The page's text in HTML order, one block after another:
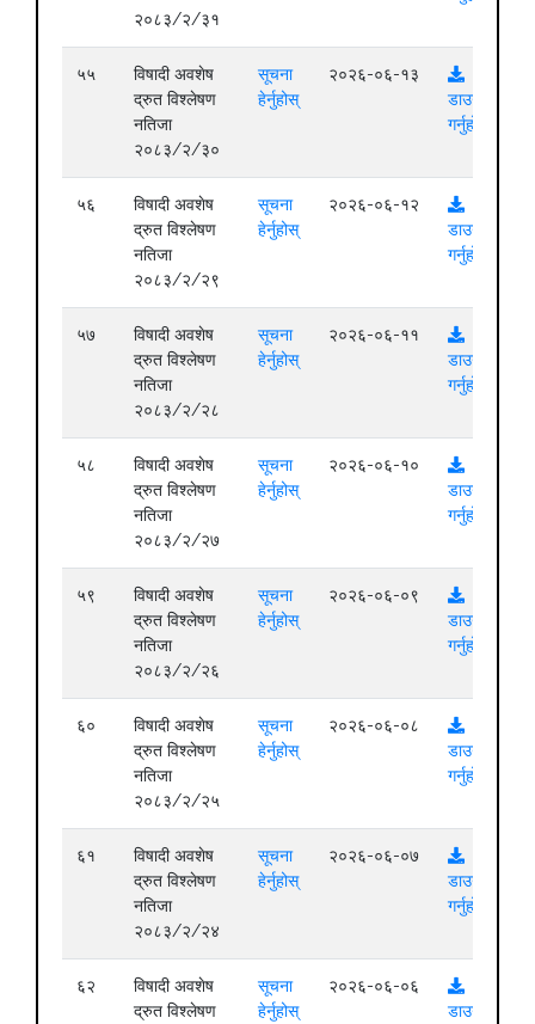
२०८३/२/३१
५५
विषादी अवशेष
द्रुत विश्लेषण
नतिजा
२०८३/२/३०
सूचना
हेर्नुहोस्
२०२६-०६-१३
डाउनलोड
गर्नुहोस्
५६
विषादी अवशेष
द्रुत विश्लेषण
नतिजा
२०८३/२/२९
सूचना
हेर्नुहोस्
२०२६-०६-१२
डाउनलोड
गर्नुहोस्
५७
विषादी अवशेष
द्रुत विश्लेषण
नतिजा
२०८३/२/२८
सूचना
हेर्नुहोस्
२०२६-०६-११
डाउनलोड
गर्नुहोस्
५८
विषादी अवशेष
द्रुत विश्लेषण
नतिजा
२०८३/२/२७
सूचना
हेर्नुहोस्
२०२६-०६-१०
डाउनलोड
गर्नुहोस्
५९
विषादी अवशेष
द्रुत विश्लेषण
नतिजा
२०८३/२/२६
सूचना
हेर्नुहोस्
२०२६-०६-०९
डाउनलोड
गर्नुहोस्
६०
विषादी अवशेष
द्रुत विश्लेषण
नतिजा
२०८३/२/२५
सूचना
हेर्नुहोस्
२०२६-०६-०८
डाउनलोड
गर्नुहोस्
६१
विषादी अवशेष
द्रुत विश्लेषण
नतिजा
२०८३/२/२४
सूचना
हेर्नुहोस्
२०२६-०६-०७
डाउनलोड
गर्नुहोस्
६२
विषादी अवशेष
द्रुत विश्लेषण
सूचना
हेर्नुहोस्
२०२६-०६-०६
डाउनलोड